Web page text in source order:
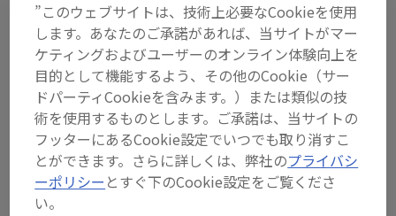
13 Tour Stops
At the most high-profile motorsport
event in the Baltic countries, teams
will navigate deep forest terrain in
the south of the country. Fast, smooth
gravel roads with sections featuring
crests and jumps combine with more
”このウェブサイトは、技術上必要なCookieを使用
します。あなたのご承諾があれば、当サイトがマー
ケティングおよびユーザーのオンライン体験向上を
目的として機能するよう、その他のCookie（サー
ドパーティCookieを含みます。）または類似の技
術を使用するものとします。ご承諾は、当サイトの
フッターにあるCookie設定でいつでも取り消すこ
とができます。さらに詳しくは、弊社のプライバシ
ーポリシー とすぐ下のCookie設定をご覧くださ
い。